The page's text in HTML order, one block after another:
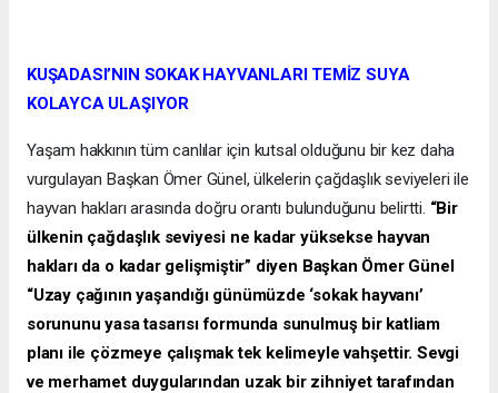
KUŞADASI’NIN SOKAK HAYVANLARI TEMİZ SUYA
KOLAYCA ULAŞIYOR
Yaşam hakkının tüm canlılar için kutsal olduğunu bir kez daha
vurgulayan Başkan Ömer Günel, ülkelerin çağdaşlık seviyeleri ile
hayvan hakları arasında doğru orantı bulunduğunu belirtti. “Bir
ülkenin çağdaşlık seviyesi ne kadar yüksekse hayvan
hakları da o kadar gelişmiştir” diyen Başkan Ömer Günel
“Uzay çağının yaşandığı günümüzde ‘sokak hayvanı’
sorununu yasa tasarısı formunda sunulmuş bir katliam
planı ile çözmeye çalışmak tek kelimeyle vahşettir. Sevgi
ve merhamet duygularından uzak bir zihniyet tarafından